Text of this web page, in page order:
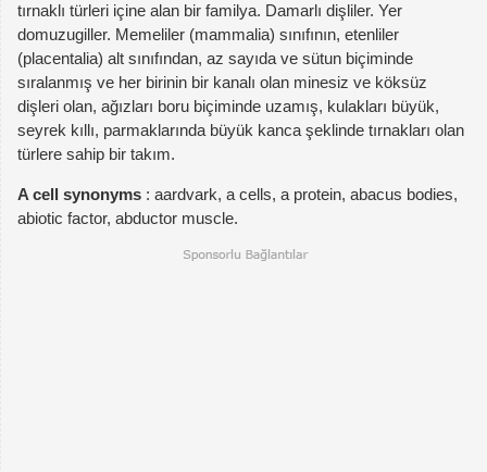
tırnaklı türleri içine alan bir familya. Damarlı dişliler. Yer
domuzugiller. Memeliler (mammalia) sınıfının, etenliler
(placentalia) alt sınıfından, az sayıda ve sütun biçiminde
sıralanmış ve her birinin bir kanalı olan minesiz ve köksüz
dişleri olan, ağızları boru biçiminde uzamış, kulakları büyük,
seyrek kıllı, parmaklarında büyük kanca şeklinde tırnakları olan
türlere sahip bir takım.
A cell synonyms : aardvark, a cells, a protein, abacus bodies,
abiotic factor, abductor muscle.